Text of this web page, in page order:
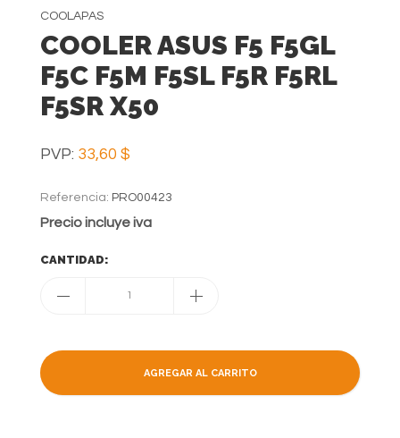
COOLAPAS
COOLER ASUS F5 F5GL
F5C F5M F5SL F5R F5RL
F5SR X50
PVP: 33,60 $
Referencia: PRO00423
Precio incluye iva
CANTIDAD:
1
AGREGAR AL CARRITO